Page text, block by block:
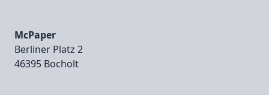
McPaper
Berliner Platz 2
46395 Bocholt